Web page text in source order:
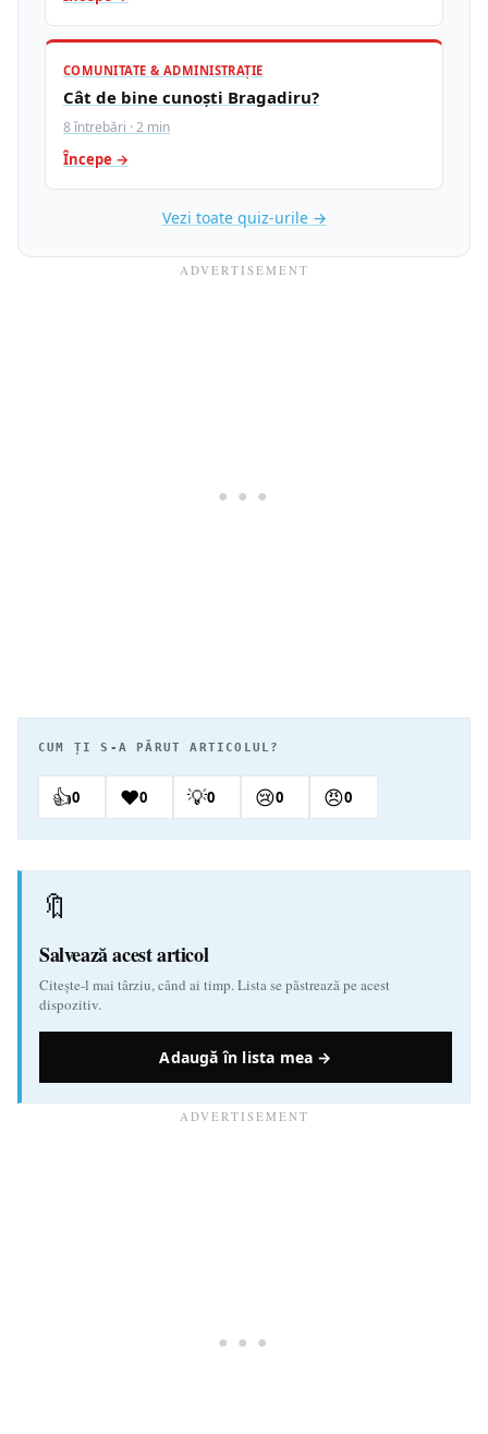
COMUNITATE & ADMINISTRAȚIE
Cât de bine cunoști Bragadiru?
8 întrebări · 2 min
Începe →
Vezi toate quiz-urile →
CUM ȚI S-A PĂRUT ARTICOLUL?
👍0 ❤️0 💡0 😢0 😠0
🔖
Salvează acest articol
Citește-l mai târziu, când ai timp. Lista se păstrează pe acest
dispozitiv.
Adaugă în lista mea →